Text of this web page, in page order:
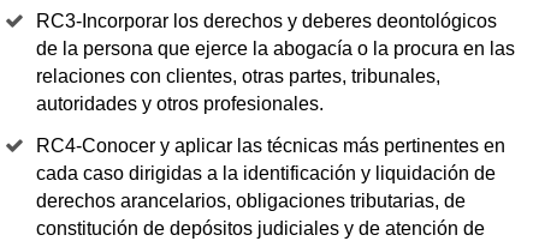
RC3-Incorporar los derechos y deberes deontológicos
de la persona que ejerce la abogacía o la procura en las
relaciones con clientes, otras partes, tribunales,
autoridades y otros profesionales.
RC4-Conocer y aplicar las técnicas más pertinentes en
cada caso dirigidas a la identificación y liquidación de
derechos arancelarios, obligaciones tributarias, de
constitución de depósitos judiciales y de atención de